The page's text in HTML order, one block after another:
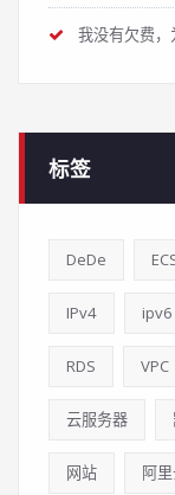
我没有欠费，
标签
DeDe
IPv4 ipv6
RDS VPC
云服务器
网站 阿